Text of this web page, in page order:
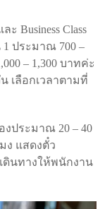
Business Class
ประมาณ 700 –
– 1,300 บาทค่ะ
เลือกเวลาตามที่
งประมาณ 20 – 40
ง แสดงตั๋ว
ดินทางให้พนักงาน